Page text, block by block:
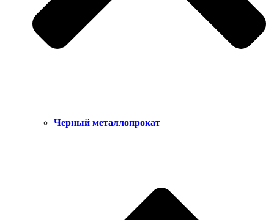
Черный металлопрокат